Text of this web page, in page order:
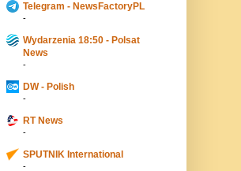
Telegram - NewsFactoryPL
-
Wydarzenia 18:50 - Polsat
News
-
DW - Polish
-
RT News
-
SPUTNIK International
-